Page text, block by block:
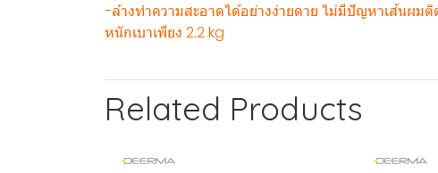
-ล้างทำความสะอาดได้อย่างง่ายดาย ไม่มีปัญหาเส้นผม
หนักเบาเพียง 2.2 kg
Related Products